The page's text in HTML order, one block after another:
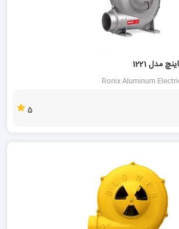
Ronix Aluminum
5